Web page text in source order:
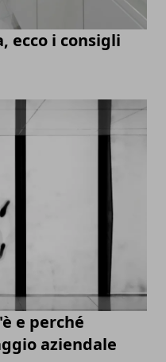
ecco i consigli
e perché
aziendale